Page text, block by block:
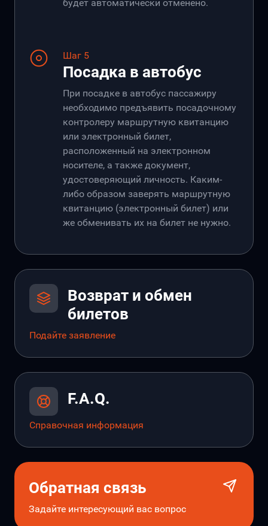
будет автоматически отменено.
Шаг 5
Посадка в автобус
При посадке в автобус пассажиру
необходимо предъявить посадочному
контролеру маршрутную квитанцию
или электронный билет,
расположенный на электронном
носителе, а также документ,
удостоверяющий личность. Каким-
либо образом заверять маршрутную
квитанцию (электронный билет) или
же обменивать их на билет не нужно.
Возврат и обмен
билетов
Подайте заявление
F.A.Q.
Справочная информация
Обратная связь
Задайте интересующий вас вопрос